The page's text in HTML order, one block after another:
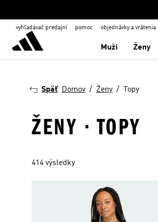
vyhľadávač predajní pomoc objednávky a vrátenia
Muži Ženy
Späť Domov Ženy Topy
ŽENY · TOPY
414 výsledky